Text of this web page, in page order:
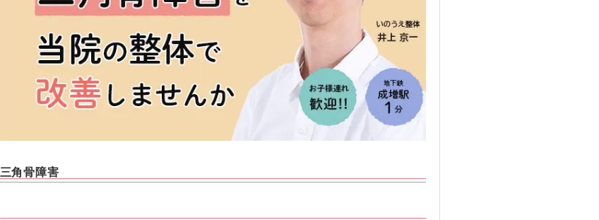
三角骨障害